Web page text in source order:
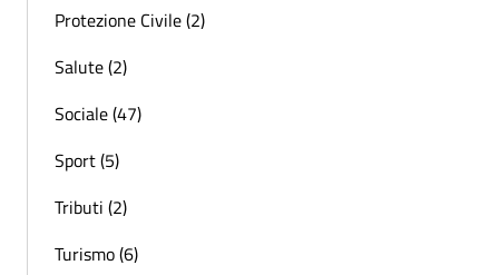
Protezione Civile (2)
Salute (2)
Sociale (47)
Sport (5)
Tributi (2)
Turismo (6)